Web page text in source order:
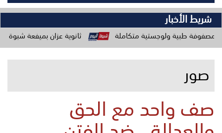
شريط الأخبار
متكاملة ثانوية عزان بميفعة شبوة تعلن بدء تسجيل طلابها
صور
صف واحد مع الحق